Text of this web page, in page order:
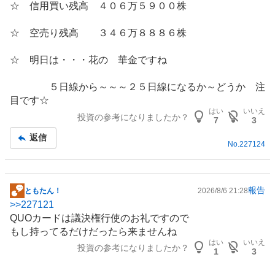
記
☆ 信用買い残高 ４０６万５９００株
☆ 空売り残高 ３４６万８８８６株
☆ 明日は・・・花の 華金ですね
５日線から～～～２５日線になるか～どうか 注
目です☆
投資の参考になりましたか？
はい
7
いいえ
3
返信
No. 227124
掲
示
板
記
ともたん！ 2026/8/6 21:28報告
>>227121
QUOカードは議決権行使のお礼ですので
もし持ってるだけだったら来ませんね
投資の参考になりましたか？
はい
1
いいえ
3